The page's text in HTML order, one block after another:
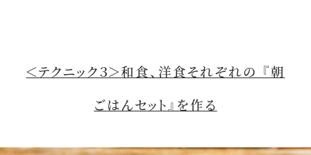
＜テクニック３＞和食、洋食それぞれの 『朝
ごはんセット』を作る